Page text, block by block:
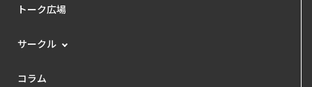
トーク広場
サークル
コラム